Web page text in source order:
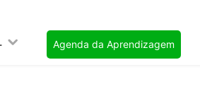
Agenda da Aprendizagem